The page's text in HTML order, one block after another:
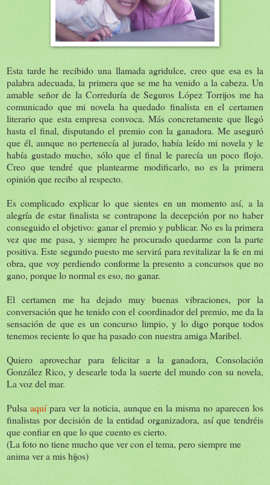
Esta tarde he recibido una llamada agridulce, creo que esa es la
palabra adecuada, la primera que se me ha venido a la cabeza. Un
amable señor de la Correduría de Seguros López Torrijos me ha
comunicado que mi novela ha quedado finalista en el certamen
literario que esta empresa convoca. Más concretamente que llegó
hasta el final, disputando el premio con la ganadora. Me aseguró
que él, aunque no pertenecía al jurado, había leído mi novela y le
había gustado mucho, sólo que el final le parecía un poco flojo.
Creo que tendré que plantearme modificarlo, no es la primera
opinión que recibo al respecto.
Es complicado explicar lo que sientes en un momento así, a la
alegría de estar finalista se contrapone la decepción por no haber
conseguido el objetivo: ganar el premio y publicar. No es la primera
vez que me pasa, y siempre he procurado quedarme con la parte
positiva. Este segundo puesto me servirá para revitalizar la fe en mi
obra, que voy perdiendo conforme la presento a concursos que no
gano, porque lo normal es eso, no ganar.
El certamen me ha dejado muy buenas vibraciones, por la
conversación que he tenido con el coordinador del premio, me da la
sensación de que es un concurso limpio, y lo digo porque todos
tenemos reciente lo que ha pasado con nuestra amiga Maribel.
Quiero aprovechar para felicitar a la ganadora, Consolación
González Rico, y desearle toda la suerte del mundo con su novela,
La voz del mar.
Pulsa aquípara ver la noticia, aunque en la misma no aparecen los
finalistas por decisión de la entidad organizadora, así que tendréis
que confiar en que lo que cuento es cierto.
(La foto no tiene mucho que ver con el tema, pero siempre me
anima ver a mis hijos)